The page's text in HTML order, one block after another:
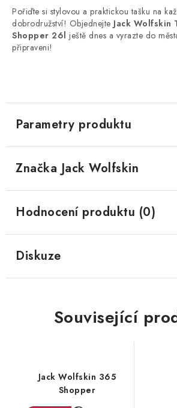
Pořiďte si stylovou a praktickou tašku na
dobrodružství! Objednejte Jack Wolfskin
Shopper 26l ještě dnes a vyrazte do
připraveni!
Parametry produktu
Značka Jack Wolfskin
Hodnocení produktu (0)
Diskuze
Související
Jack Wolfskin 365
Shopper